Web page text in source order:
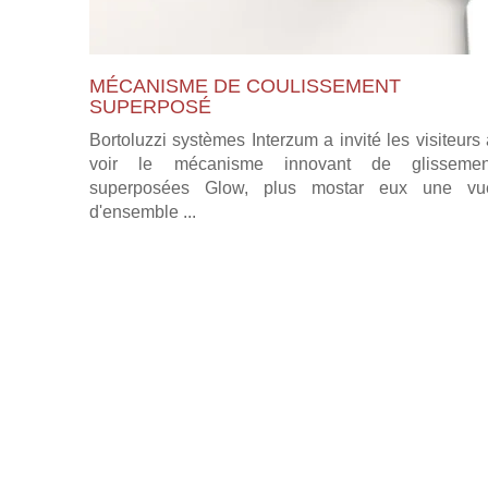
MÉCANISME DE COULISSEMENT
SUPERPOSÉ
Bortoluzzi systèmes Interzum a invité les visiteurs
voir le mécanisme innovant de
superposées Glow, plus mostar eux une
d'ensemble ...